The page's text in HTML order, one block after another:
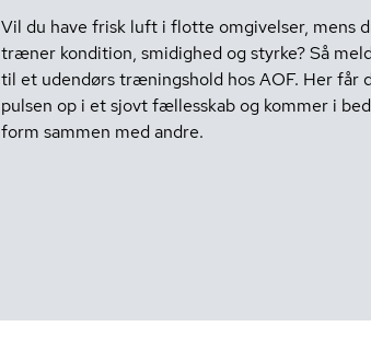
Vil du have frisk luft i flotte omgivelser, mens
træner kondition, smidighed og styrke? Så
til et udendørs træningshold hos AOF. Her får
pulsen op i et sjovt fællesskab og kommer i
form sammen med andre.